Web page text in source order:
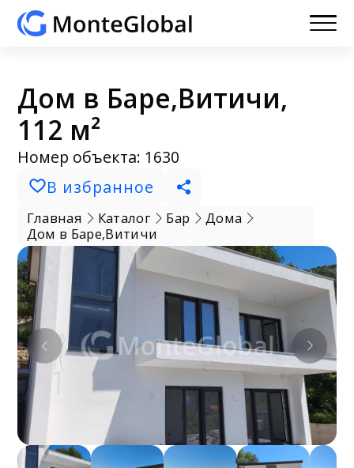
Дом в Баре,Витичи,
112 м²
Номер объекта: 1630
В избранное
Главная Каталог Бар
Дома
Дом в Баре,Витичи